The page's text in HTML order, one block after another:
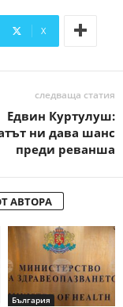
X
следваща статия
Едвин Куртулуш:
ни дава шанс
преди реванша
АВТОРА
България